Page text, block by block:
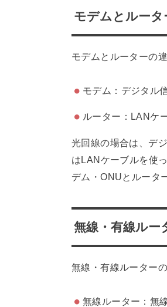
モデムとルータ
モデムとルーターの
モデム：デジタル
ルーター：LANケ
光回線の場合は、デ
はLANケーブルを使
デム・ONUとルータ
無線・有線ルー
無線・有線ルーター
無線ルーター：無